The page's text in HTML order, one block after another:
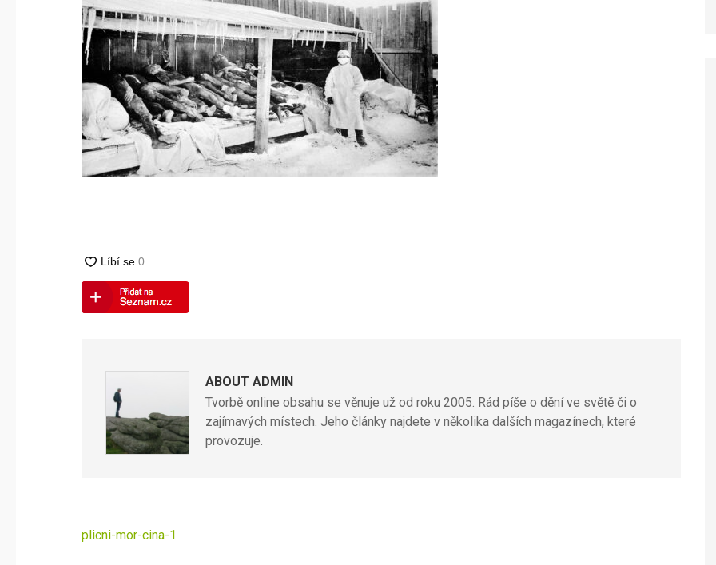
ABOUT ADMIN
Tvorbě online obsahu se věnuje už od roku 2005. Rád píše o dění ve světě či o
zajímavých místech. Jeho články najdete v několika dalších magazínech, které
provozuje.
Navigace
plicni-mor-cina-1